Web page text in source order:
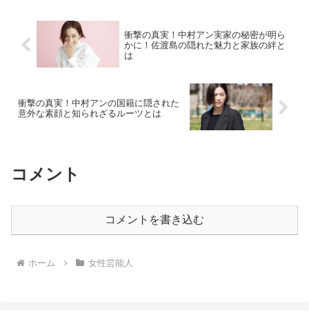
衝撃の真実！中村アン実家の秘密が明ら
かに！佐渡島の隠れた魅力と家族の絆と
は
衝撃の真実！中村アンの国籍に隠された
意外な素顔と知られざるルーツとは
コメント
コメントを書き込む
ホーム 女性芸能人